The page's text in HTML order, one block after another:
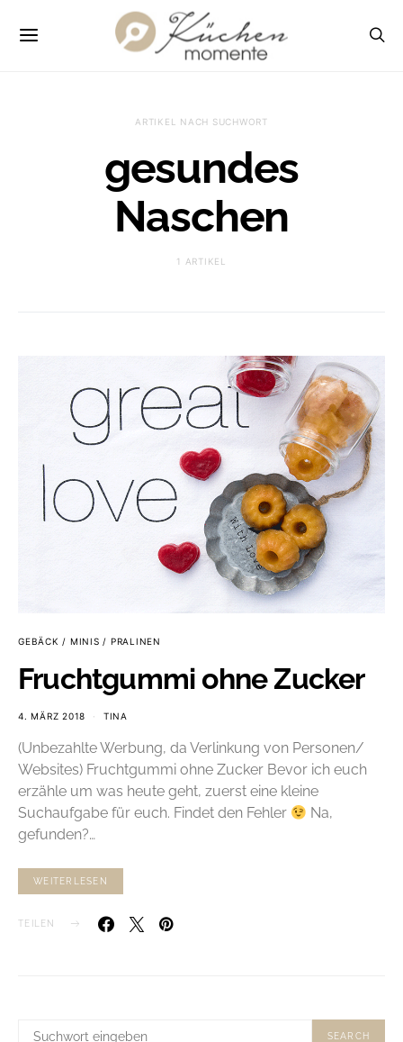
ARTIKEL NACH SUCHWORT
gesundes
Naschen
1 ARTIKEL
GEBÄCK / MINIS / PRALINEN
Fruchtgummi ohne Zucker
4. MÄRZ 2018 TINA
(Unbezahlte Werbung, da Verlinkung von Personen/
Websites) Fruchtgummi ohne Zucker Bevor ich euch
erzähle um was heute geht, zuerst eine kleine
Suchaufgabe für euch. Findet den Fehler
Na,
gefunden?…
WEITERLESEN
TEILEN
SUCHE
SEARCH